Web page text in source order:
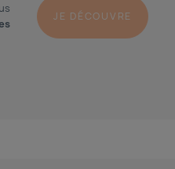
JE DÉCOUVRE